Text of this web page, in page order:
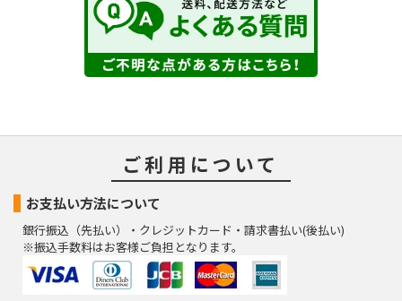
ご利用について
お支払い方法について
銀行振込（先払い）・クレジットカード・請求書払い(後払い)
※振込手数料はお客様ご負担となります。